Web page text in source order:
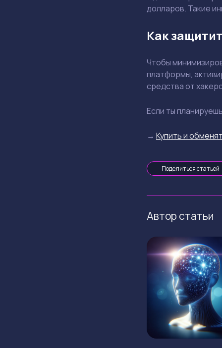
долларов. Такие
Как
Чтобы
платформы,
средства от
Если ты
→ Купить и
Поделиться статьей
Автор статьи